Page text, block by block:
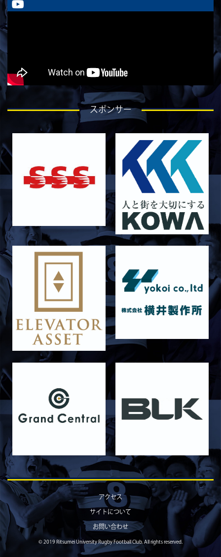
2026/07/28
STAFF blog
2026/07/25
STAFF blog
STAFF blog
ラストイヤーにかける想い-青田宗久-
2026/06/27
【Rits Familyのバトン】vol. 2 稲西輝紀
2026/06/21
STAFF blog
STAFF blog
2026/06/16
STAFF blog
6月14日 島津製作所
2026/06/16
STAFF blog
6月13日 名城大学
2026/06/12
【Rits Familyのバトン】vol. 1 北村瞬太郎
2026/06/03
STAFF blog
【「イヤーブック2026」にお名前を掲載／サポ
ーター募集のお知らせ】
STAFF blog
2026/05/31
STAFF blog
5月30日 関西学院大学CD
2026/05/27
STAFF blog
2026年度 新入部員のお知らせ
STAFF blog
5月24日 京都産業大学
2026/05/23
STAFF blog
5月23日 京都産業大学BC
2026/05/14
STAFF blog
BKCウェルカムデー2026のお知らせ
2026/05/13
5月9日 立命ラグビー祭
スポンサー
アクセス
サイトについて
お問い合わせ
© 2019 Ritsumei University Rugby Football Club. All rights reserved.